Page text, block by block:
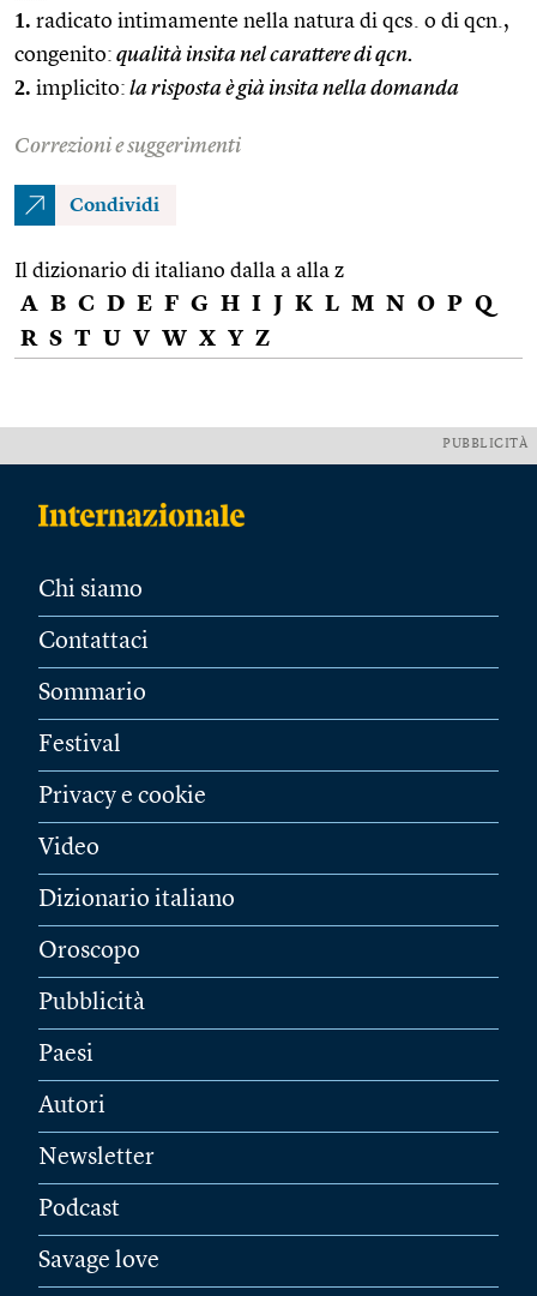
1. radicato intimamente nella natura di qcs. o di qcn.,
congenito: qualità insita nel carattere di qcn.
2. implicito: la risposta è già insita nella domanda
Correzioni e suggerimenti
Condividi
Il dizionario di italiano dalla a alla z
A B C D E F G H I J K L M N O P Q
R S T U V W X Y Z
PUBBLICITÀ
Chi siamo
Contattaci
Sommario
Festival
Privacy e cookie
Video
Dizionario italiano
Oroscopo
Pubblicità
Paesi
Autori
Newsletter
Podcast
Savage love